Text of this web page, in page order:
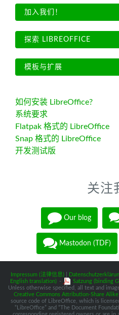
加入我们！
探索 LIBREOFFICE
模板与扩展
如何安装 LibreOffice?
系统要求
Flatpak 格式的 LibreOffice
Snap 格式的 LibreOffice
开发测试版
关注
Our blog
Mastodon (TDF)
Impressum (法律信息)|
English translation) - Satzung (binding
Unless otherwise specified, all text and
Creative Commons Attribution-Share
source code of LibreOffice, which is
“LibreOffice” and “The Document